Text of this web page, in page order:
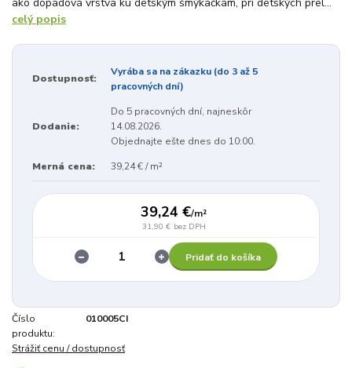
celý popis
Dostupnosť:
Vyrába sa na zákazku (do 3 až 5
pracovných dní)
Dodanie:
Do 5 pracovných dní, najneskôr
14.08.2026.
Objednajte ešte dnes do 10:00.
Merná cena: 39,24 € / m²
39,24 €/m²
31,90 € bez DPH
Pridať do košíka
Číslo
produktu:
010005CI
Strážiť cenu / dostupnosť